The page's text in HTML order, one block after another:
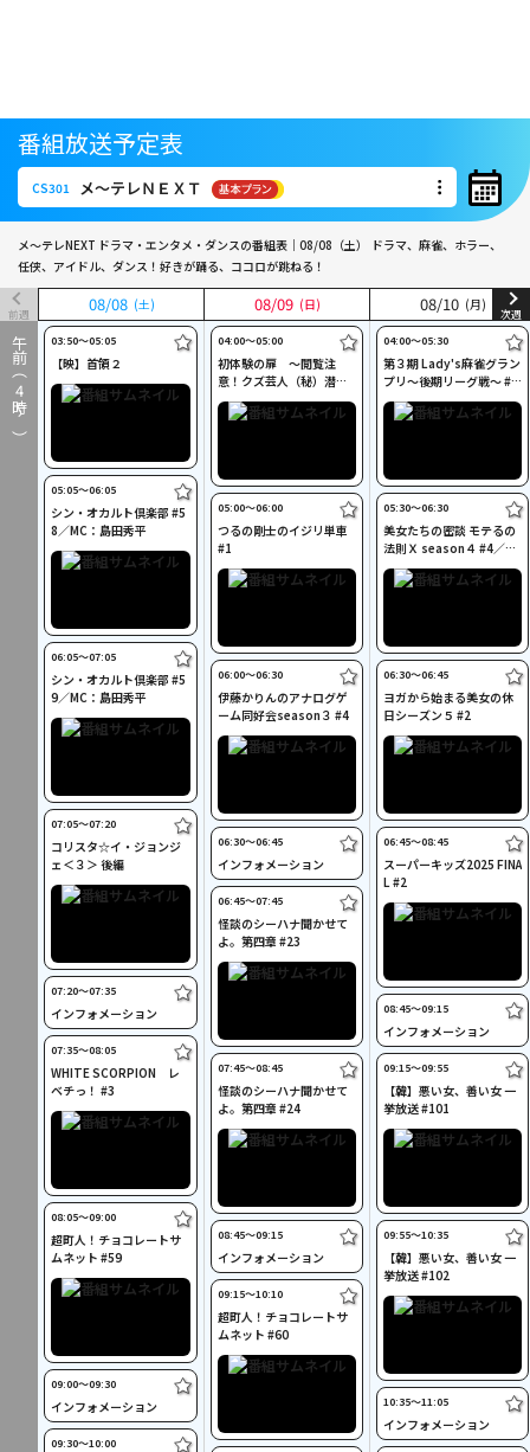
番組放送予定表
CS301 メ～テレＮＥＸＴ
CS301 メ～テレＮＥＸＴ
メ～テレNEXT ドラマ・エンタメ・ダンスの番組表｜08/08（土）
ドラマ、麻雀、ホラー、
任侠、アイドル、ダンス！好きが踊る、ココロが跳ねる！
08/08 (土) 08/09 (日) 08/10 (月)
前週 次週
午前（
4
時～）
08/08 (土) 08/09 (日) 08/10 (月)
03:50〜05:05
【映】首領２
05:05〜06:05
シン・オカルト倶楽部 #5
8／MC：島田秀平
06:05〜07:05
シン・オカルト倶楽部 #5
9／MC：島田秀平
07:05〜07:20
コリスタ☆イ・ジョンジ
ェ＜３＞ 後編
07:20〜07:35
インフォメーション
07:35〜08:05
WHITE SCORPION レ
ベチっ！ #3
08:05〜09:00
超町人！チョコレートサ
ムネット #59
09:00〜09:30
インフォメーション
09:30〜10:00
04:00〜05:00
初体験の扉 ～閲覧注
意！クズ芸人（秘）潜入
レポ～ #5
05:00〜06:00
つるの剛士のイジリ単車
#1
06:00〜06:30
伊藤かりんのアナログゲ
ーム同好会season３ #4
06:30〜06:45
インフォメーション
06:45〜07:45
怪談のシーハナ聞かせて
よ。第四章 #23
07:45〜08:45
怪談のシーハナ聞かせて
よ。第四章 #24
08:45〜09:15
インフォメーション
09:15〜10:10
超町人！チョコレートサ
ムネット #60
04:00〜05:30
第３期 Lady's麻雀グラン
プリ～後期リーグ戦～ #1
4
05:30〜06:30
美女たちの密談 モテるの
法則Ｘ season４ #4／M
C：小峠英二
06:30〜06:45
ヨガから始まる美女の休
日シーズン５ #2
06:45〜08:45
スーパーキッズ2025 FINA
L #2
08:45〜09:15
インフォメーション
09:15〜09:55
【韓】悪い女、善い女 一
挙放送 #101
09:55〜10:35
【韓】悪い女、善い女 一
挙放送 #102
10:35〜11:05
インフォメーション